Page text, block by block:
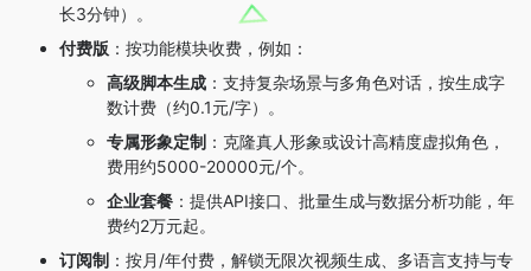
长3分钟）。
付费版 ：按功能模块收费，例如：
高级脚本生成 ：支持复杂场景与多角色对话，按生成字
数计费（约0.1元/字）。
专属形象定制 ：克隆真人形象或设计高精度虚拟角色，
费用约5000-20000元/个。
企业套餐 ：提供API接口、批量生成与数据分析功能，年
费约2万元起。
订阅制 ：按月/年付费，解锁无限次视频生成、多语言支持与专